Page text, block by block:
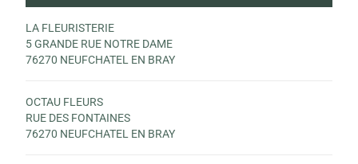
LA FLEURISTERIE
5 GRANDE RUE NOTRE DAME
76270 NEUFCHATEL EN BRAY
OCTAU FLEURS
RUE DES FONTAINES
76270 NEUFCHATEL EN BRAY